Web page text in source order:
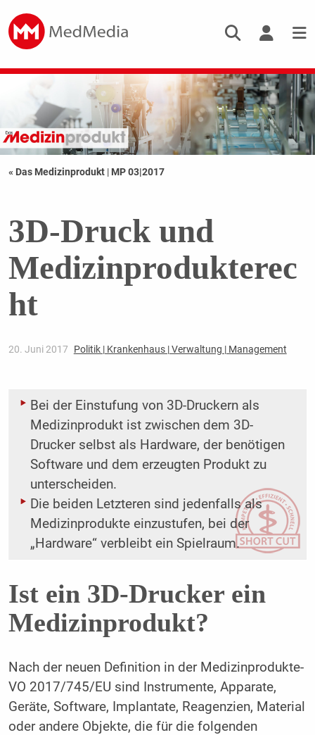
« Das Medizinprodukt | MP 03|2017
3D-Druck und
Medizinprodukterec
ht
20. Juni 2017 Politik | Krankenhaus | Verwaltung | Management
Bei der Einstufung von 3D-Druckern als
Medizinprodukt ist zwischen dem 3D-
Drucker selbst als Hardware, der benötigen
Software und dem erzeugten Produkt zu
unterscheiden.
Die beiden Letzteren sind jedenfalls als
Medizinprodukte einzustufen, bei der
„Hardware“ verbleibt ein Spielraum.
Ist ein 3D-Drucker ein
Medizinprodukt?
Nach der neuen Definition in der Medizinprodukte-
VO 2017/745/EU sind Instrumente, Apparate,
Geräte, Software, Implantate, Reagenzien, Material
oder andere Objekte, die für die folgenden